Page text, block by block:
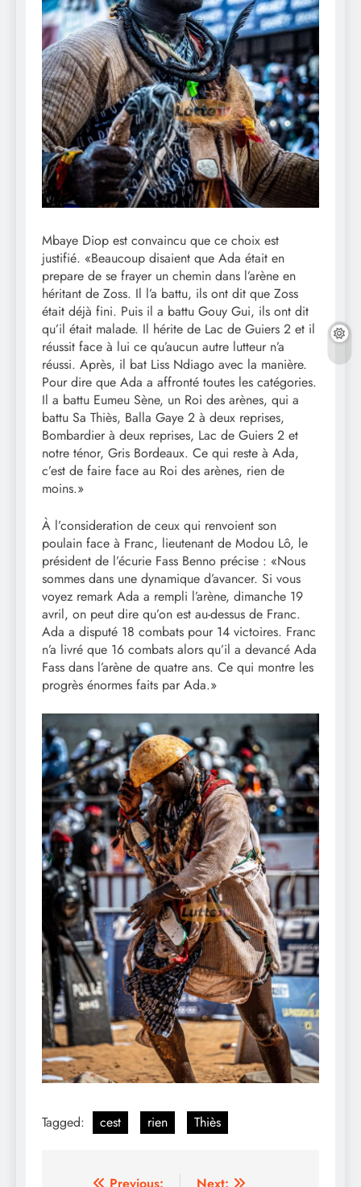
Mbaye Diop est convaincu que ce choix est
justifié. «Beaucoup disaient que Ada était en
prepare de se frayer un chemin dans l’arène en
héritant de Zoss. Il l’a battu, ils ont dit que Zoss
était déjà fini. Puis il a battu Gouy Gui, ils ont dit
qu’il était malade. Il hérite de Lac de Guiers 2 et il
réussit face à lui ce qu’aucun autre lutteur n’a
réussi. Après, il bat Liss Ndiago avec la manière.
Pour dire que Ada a affronté toutes les catégories.
Il a battu Eumeu Sène, un Roi des arènes, qui a
battu Sa Thiès, Balla Gaye 2 à deux reprises,
Bombardier à deux reprises, Lac de Guiers 2 et
notre ténor, Gris Bordeaux. Ce qui reste à Ada,
c’est de faire face au Roi des arènes, rien de
moins.»
À l’consideration de ceux qui renvoient son
poulain face à Franc, lieutenant de Modou Lô, le
président de l’écurie Fass Benno précise : «Nous
sommes dans une dynamique d’avancer. Si vous
voyez remark Ada a rempli l’arène, dimanche 19
avril, on peut dire qu’on est au-dessus de Franc.
Ada a disputé 18 combats pour 14 victoires. Franc
n’a livré que 16 combats alors qu’il a devancé Ada
Fass dans l’arène de quatre ans. Ce qui montre les
progrès énormes faits par Ada.»
Tagged: cest rien Thiès